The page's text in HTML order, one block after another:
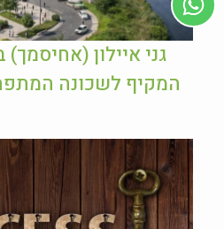
גני איילון
המקיף לשכונה